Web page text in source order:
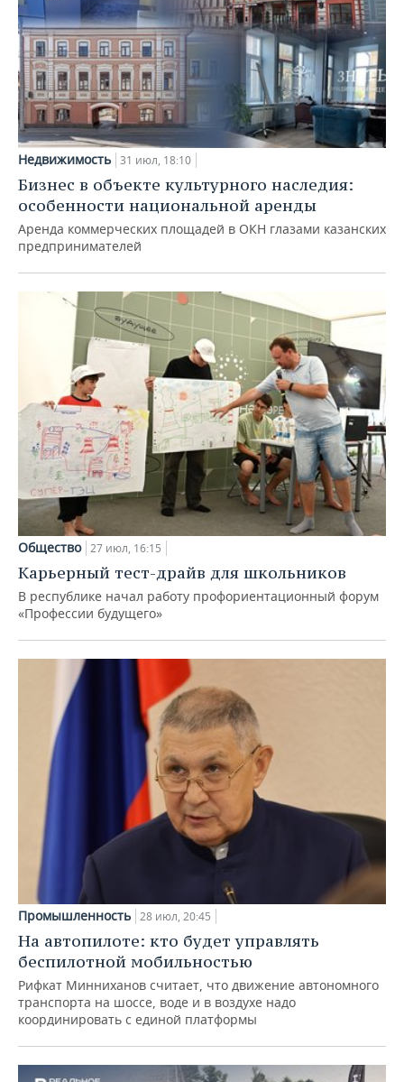
Недвижимость 31 июл, 18:10
Бизнес в объекте культурного наследия:
особенности национальной аренды
Аренда коммерческих площадей в ОКН глазами казанских
предпринимателей
Общество 27 июл, 16:15
Карьерный тест-драйв для школьников
В республике начал работу профориентационный форум
«Профессии будущего»
Промышленность 28 июл, 20:45
На автопилоте: кто будет управлять
беспилотной мобильностью
Рифкат Минниханов считает, что движение автономного
транспорта на шоссе, воде и в воздухе надо
координировать с единой платформы